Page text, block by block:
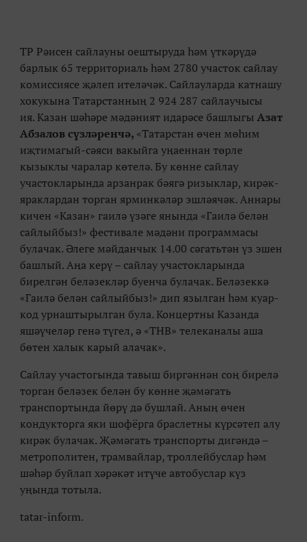
ТР Рәисен сайлауны оештыруда һәм үткәрүдә
барлык 65 территориаль һәм 2780 участок сайлау
комиссиясе җәлеп ителәчәк. Сайлауларда катнашу
хокукына Татарстанның 2 924 287 сайлаучысы
ия. Казан шәһәре мәдәният идарәсе башлыгы Азат
Абзалов сүзләренчә, «Татарстан өчен мөһим
иҗтимагый-сәяси вакыйга уңаеннан төрле
кызыклы чаралар көтелә. Бу көнне сайлау
участокларында арзанрак бәягә ризыклар, кирәк-
яраклардан торган ярминкәләр эшләячәк. Аннары
кичен «Казан» гаилә үзәге янында «Гаилә белән
сайлыйбыз!» фестивале мәдәни программасы
булачак. Әлеге мәйданчык 14.00 сәгатьтән үз эшен
башлый. Аңа керү – сайлау участокларында
бирелгән беләзекләр буенча булачак. Беләзеккә
«Гаилә белән сайлыйбыз!» дип язылган һәм куар-
код урнаштырылган була. Концертны Казанда
яшәүчеләр генә түгел, ә «ТНВ» телеканалы аша
бөтен халык карый алачак».
Сайлау участогында тавыш биргәннән соң бирелә
торган беләзек белән бу көнне җәмәгать
транспортында йөрү дә бушлай. Аның өчен
кондукторга яки шофёрга браслетны күрсәтеп алу
кирәк булачак. Җәмәгать транспорты дигәндә –
метрополитен, трамвайлар, троллейбуслар һәм
шәһәр буйлап хәрәкәт итүче автобуслар күз
уңында тотыла.
tatar-inform.